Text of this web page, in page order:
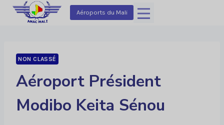
Aller
Aéroports du Mali
NON CLASSÉ
Aéroport Président
Modibo Keita Sénou